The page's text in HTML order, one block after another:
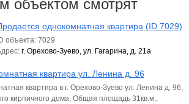
объектом смотрят
однокомнатная квартира (ID 7029)
ID объекта: 7029
г. Орехово-Зуево, ул. Гагарина, д. 21а
квартира ул. Ленина д. 96
квартира в г. Орехово-Зуево ул. Ленина д. 96,
кирпичного дома, Общая площадь 31кв.м.,